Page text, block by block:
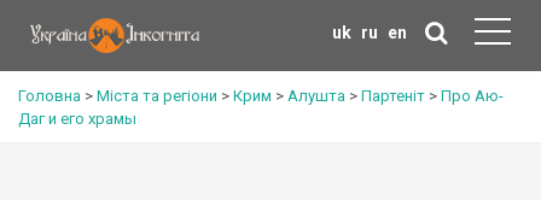
uk ru en
Головна > Міста та регіони > Крим > Алушта > Партеніт > Про Аю-
Даг и его храмы